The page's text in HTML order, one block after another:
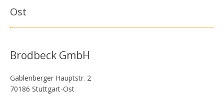
Ost
Brodbeck GmbH
Gablenberger Hauptstr. 2
70186 Stuttgart-Ost